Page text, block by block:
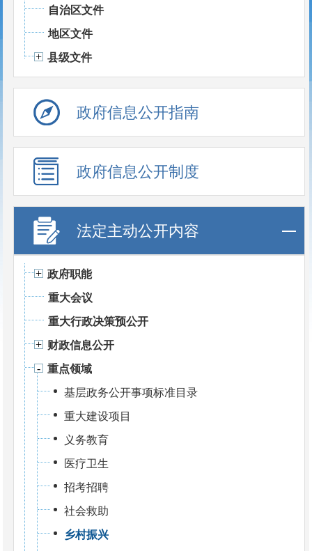
自治区文件
地区文件
县级文件
政府信息公开指南
政府信息公开制度
法定主动公开内容
政府职能
重大会议
重大行政决策预公开
财政信息公开
重点领域
基层政务公开事项标准目录
重大建设项目
义务教育
医疗卫生
招考招聘
社会救助
乡村振兴